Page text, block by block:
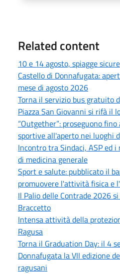
Related content
10 e 14 agosto, spiagge sicure
Castello di Donnafugata:
mese di agosto 2026
Torna il servizio bus gratuito
Piazza San Giovanni si rifà il
“Outgether”: proseguono
sportive all'aperto nei luoghi
Incontro tra Sindaci, ASP ed
di medicina generale
Sport e salute: pubblicato il
promuovere l'attività fisica e
Il Palio delle Contrade 2026
Braccetto
Intensa attività della
Ragusa
Torna il Graduation Day: il 4
Donnafugata la VII edizione
ragusani